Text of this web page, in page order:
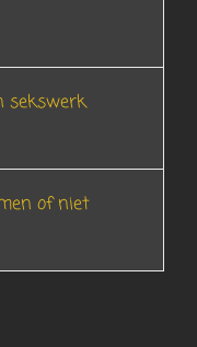
sekswerk
of niet